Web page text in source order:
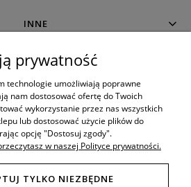
INNE
MOJE KONTO
O SKLEPIE
prywatność
technologie umożliwiają poprawne
nam dostosować ofertę do Twoich
wykorzystanie przez nas wszystkich
lub dostosować użycie plików do
opcję "Dostosuj zgody".
w naszej Polityce prywatności.
TYLKO NIEZBĘDNE